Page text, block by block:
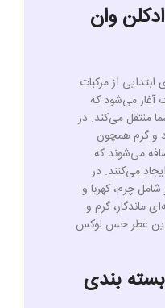
وان
از مرکبات
آغاز می‌شود که
منتقل می‌کند. در
و گرم همچون
می‌شوند که
می‌کنند. در
چرم، کهربا و
ماندگار، گرم و
این عطر حس لوکس
بندی